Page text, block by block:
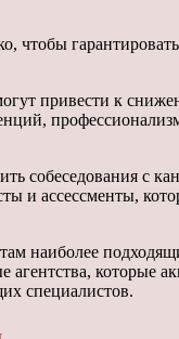
чтобы
привести к
собеседования с
и ассессменты,
наиболее
которые
специалистов.